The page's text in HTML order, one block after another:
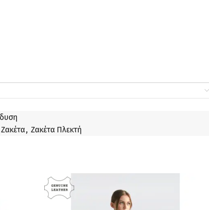
Ζακέτα, Ζακέτα Πλεκτή